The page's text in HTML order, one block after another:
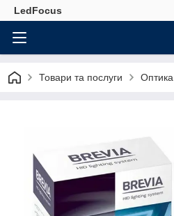
LedFocus
Товари та послуги Оптика